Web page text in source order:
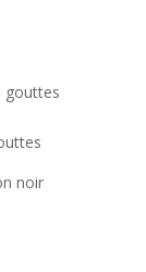
gouttes
noir